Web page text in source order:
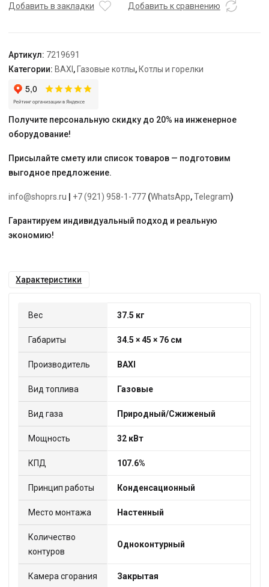
1.32
Добавить в закладки Добавить к сравнению
Артикул: 7219691
Категории: BAXI , Газовые котлы, Котлы и горелки
Получите персональную скидку до 20% на инженерное
оборудование!
Присылайте смету или список товаров — подготовим
выгодное предложение.
info@shoprs.ru +7 (921) 958-1-777 (WhatsApp,Telegram)
Гарантируем индивидуальный подход и реальную
экономию!
Характеристики
Вес 37.5 кг
Габариты 34.5 × 45 × 76 см
Производитель BAXI
Вид топлива Газовые
Вид газа Природный/Сжиженый
Мощность 32 кВт
КПД 107.6%
Принцип работы Конденсационный
Место монтажа Настенный
Количество
контуров
Одноконтурный
Камера сгорания Закрытая